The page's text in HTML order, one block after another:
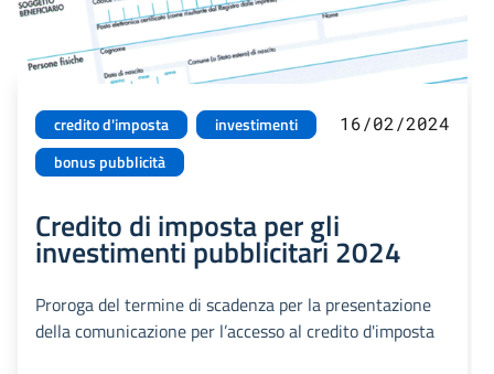
credito d'imposta
investimenti
bonus pubblicità
16/02/2024
Credito di imposta per gli
investimenti pubblicitari 2024
Proroga del termine di scadenza per la presentazione
della comunicazione per l’accesso al credito d'imposta